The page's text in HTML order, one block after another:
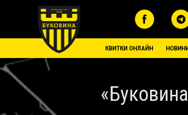
Перейти до основного вмісту
основне
КВИТКИ ОНЛАЙН